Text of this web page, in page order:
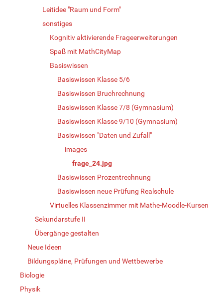
Leitidee "Raum und Form"
sonstiges
Kognitiv aktivierende Frageerweiterungen
Spaß mit MathCityMap
Basiswissen
Basiswissen Klasse 5/6
Basiswissen Bruchrechnung
Basiswissen Klasse 7/8 (Gymnasium)
Basiswissen Klasse 9/10 (Gymnasium)
Basiswissen "Daten und Zufall"
images
frage_24.jpg
Basiswissen Prozentrechnung
Basiswissen neue Prüfung Realschule
Virtuelles Klassenzimmer mit Mathe-Moodle-Kursen
Sekundarstufe II
Übergänge gestalten
Neue Ideen
Bildungspläne, Prüfungen und Wettbewerbe
Biologie
Physik